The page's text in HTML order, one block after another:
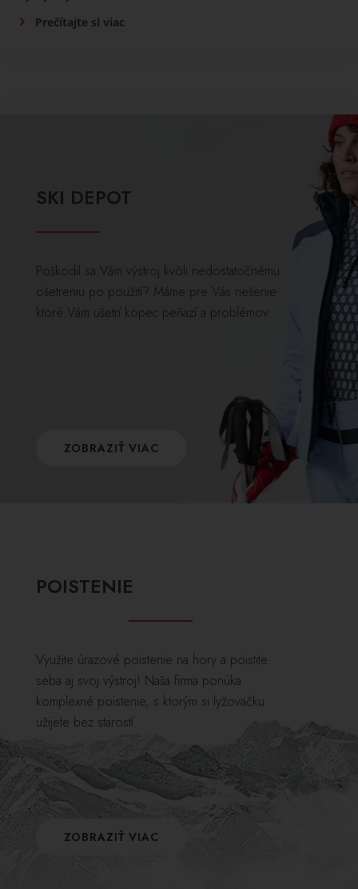
Prečítajte si viac
SKI DEPOT
Poškodil sa Vám výstroj kvôli nedostatočnému
ošetreniu po použití? Máme pre Vás riešenie
ktoré Vám ušetrí kopec peňazí a problémov.
ZOBRAZIŤ VIAC
POISTENIE
Využite úrazové poistenie na hory a poistite
seba aj svoj výstroj! Naša firma ponúka
komplexné poistenie, s ktorým si lyžovačku
užijete bez starostí.
ZOBRAZIŤ VIAC